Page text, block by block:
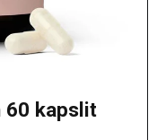
60 kapslit